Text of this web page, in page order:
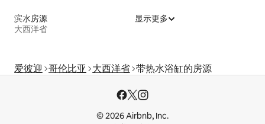
滨水房源
大西洋省
显示更多
爱彼迎 哥伦比亚 大西洋省 带热水浴缸的房源
© 2026 Airbnb, Inc.